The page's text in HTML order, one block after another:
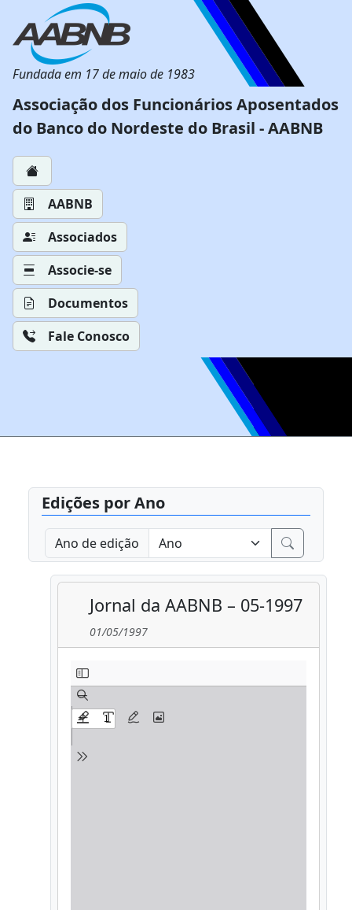
Fundada em 17 de maio de 1983
Associação dos Funcionários Aposentados
do Banco do Nordeste do Brasil - AABNB
AABNB
Associados
Associe-se
Documentos
Fale Conosco
Edições por Ano
Ano de edição
Jornal da AABNB – 05-1997
01/05/1997